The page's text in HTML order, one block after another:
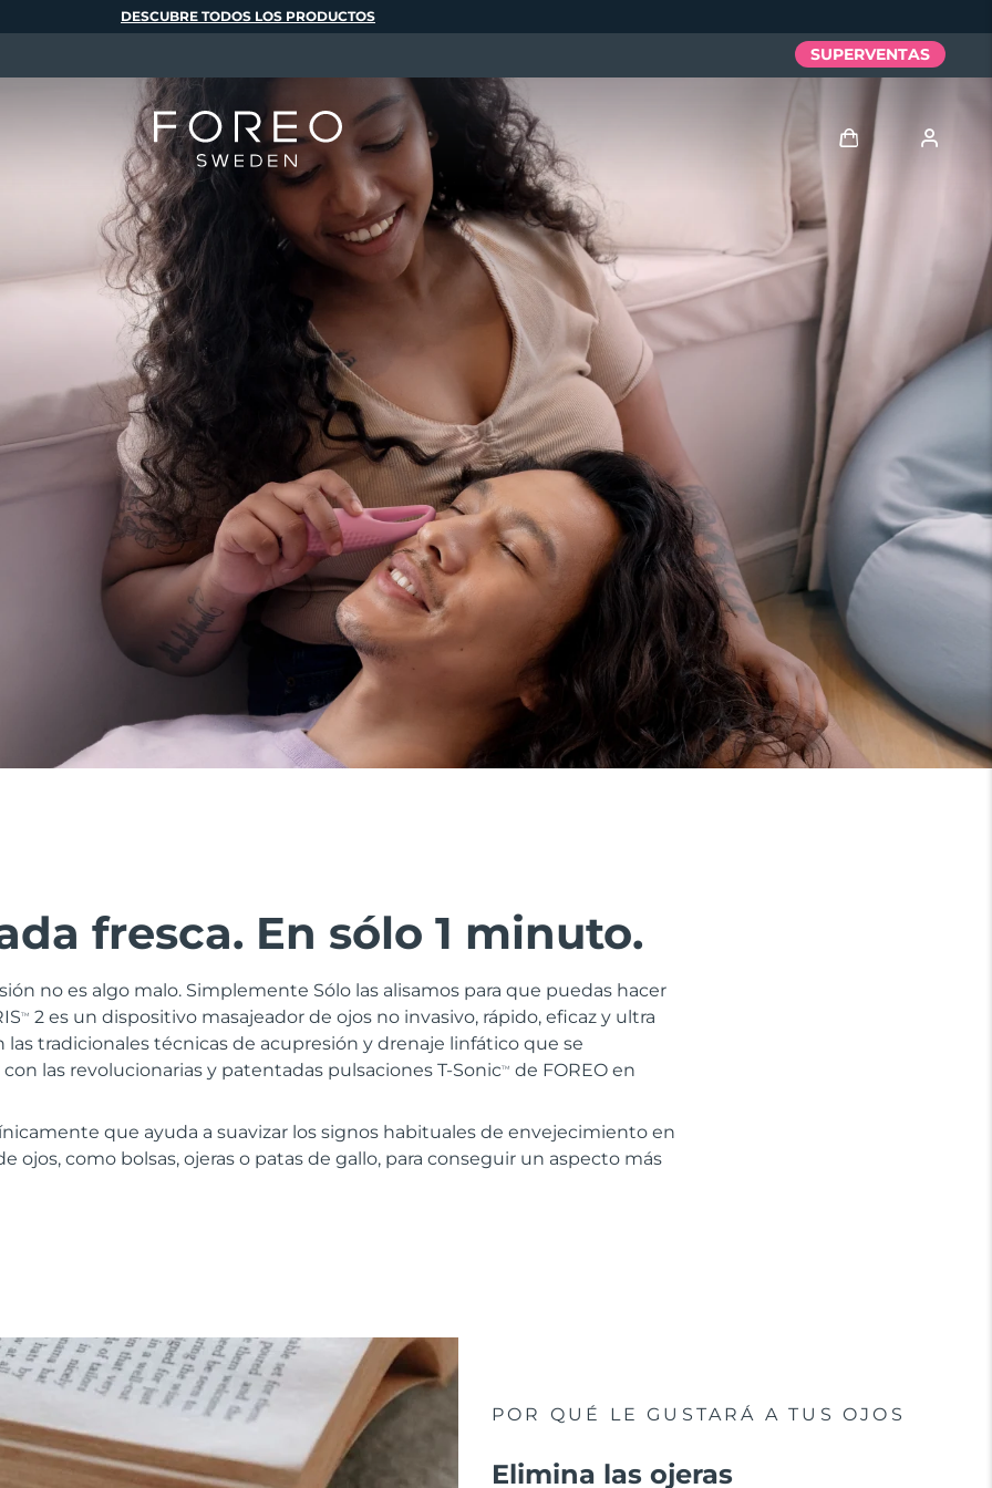
fresca. En sólo 1 minuto.
no es algo malo. Simplemente Sólo las alisamos para que puedas hacer
TM
2 es un dispositivo masajeador de ojos no invasivo, rápido, eficaz y ultra
las tradicionales técnicas de acupresión y drenaje linfático que se
las revolucionarias y patentadas pulsaciones T-SonicTM
de FOREO en
que ayuda a suavizar los signos habituales de envejecimiento en
ojos, como bolsas, ojeras o patas de gallo, para conseguir un aspecto más
POR QUÉ LE GUSTARÁ A TUS OJOS
Elimina las ojeras
DESCUBRE TODOS LOS PRODUCTOS
SUPERVENTAS
Iniciar sesión
Perfil de usuario
Mis dispositivos
Mis pedidos
Mis direcciones
Mis suscripciones